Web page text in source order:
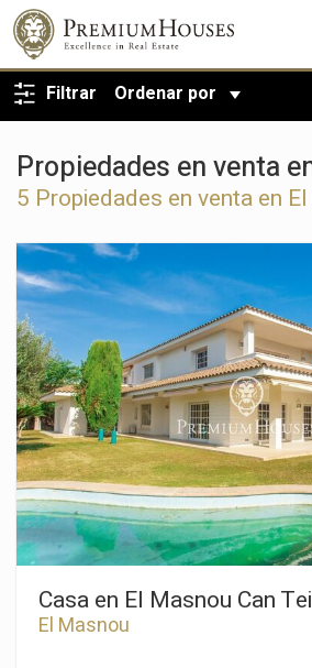
Filtrar Ordenar por
Propiedades en venta
5 Propiedades en venta en
VOLVER A LA
Casa en El Masnou Can
El Masnou